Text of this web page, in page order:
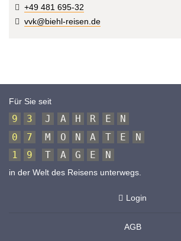
+49 481 695-32
vvk@biehl-reisen.de
Für Sie seit
9 3 J A H R E
N
0
7 M O N A T E
N
1
9 T A G E N
in der Welt des Reisens unterwegs.
Login
AGB